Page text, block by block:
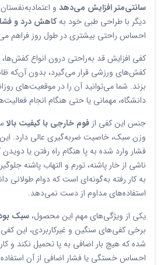
سانتی‌متر افزایش می‌دهد و
دیگر با طراحی طبی خود بهکاهش درد و
احساس راحتی بیشتری در طول روز فراهم
کفی افزایش قد به‌راحتی درون انواع
کفش‌های ورزشی قرار می‌گیرد، بدون آن‌که
بزند. شما می‌توانید آن را در موقعیت‌های
دانشگاه، مهمانی یا حتی هنگام انجام
جنس این کفی از فوم خارجی با کیفیت بالا
وزن سبک، خاصیت ضربه‌گیری عالی دارد.
فشار وارد شده به پا هنگام راه رفتن یا
ناشی از خار پاشنه، تورم و التهاب پاشنه
به کار رفته به‌گونه‌ای است که دوام طولانی
استفاده‌های مداوم از دست نمی‌دهد.
یکی از ویژگی‌های مهم این محصول، سبک
برخی کفی‌های سنگین و غیرکاربردی، این
شده که هیچ بار اضافی به پا تحمیل نکند و
احساس خستگی یا فشار اضافی از آن